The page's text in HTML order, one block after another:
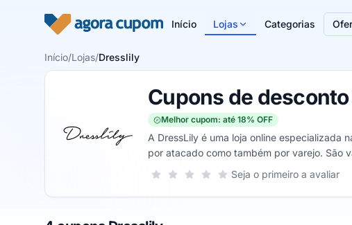
Início Lojas Categorias
Início/Lojas/Dresslily
Cupons de
Melhor cupom: até 18% OFF
A DressLily é uma loja online especializada
por atacado como também por varejo. São
Sua nota para Dresslily, de 1 a 5 estrelas
5 estrelas
4 estrelas
3 estrelas
2 estrelas
1 estrela Seja o primeiro a avaliar